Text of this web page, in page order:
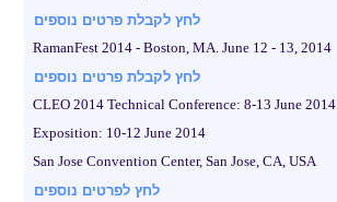
לחץ לקבלת פרטים נוספים
RamanFest 2014 - Boston, MA. June 12 - 13, 2014
לחץ לקבלת פרטים נוספים
CLEO 2014 Technical Conference: 8-13 June 2014
Exposition: 10-12 June 2014
San Jose Convention Center, San Jose, CA, USA
לחץ לפרטים נוספים